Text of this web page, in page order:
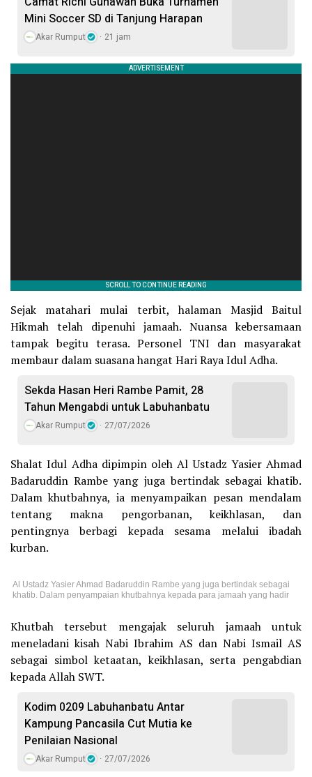
Mini Soccer SD di Tanjung Harapan
Akar Rumput 21 jam
Sejak matahari mulai terbit, halaman Masjid Baitul
Hikmah telah dipenuhi jamaah. Nuansa kebersamaan
tampak begitu terasa. Personel TNI dan masyarakat
membaur dalam suasana hangat Hari Raya Idul Adha.
Sekda Hasan Heri Rambe Pamit, 28
Tahun Mengabdi untuk Labuhanbatu
Akar Rumput 27/07/2026
Shalat Idul Adha dipimpin oleh Al Ustadz Yasier Ahmad
Badaruddin Rambe yang juga bertindak sebagai khatib.
Dalam khutbahnya, ia menyampaikan pesan mendalam
tentang makna pengorbanan, keikhlasan, dan
pentingnya berbagi kepada sesama melalui ibadah
kurban.
Al Ustadz Yasier Ahmad Badaruddin Rambe yang juga bertindak sebagai
khatib. Dalam penyampaian khutbahnya kepada para jamaah yang hadir
Khutbah tersebut mengajak seluruh jamaah untuk
meneladani kisah Nabi Ibrahim AS dan Nabi Ismail AS
sebagai simbol ketaatan, keikhlasan, serta pengabdian
kepada Allah SWT.
Kodim 0209 Labuhanbatu Antar
Kampung Pancasila Cut Mutia ke
Penilaian Nasional
Akar Rumput 27/07/2026